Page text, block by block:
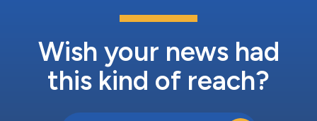
Wish your news had
this kind of reach?